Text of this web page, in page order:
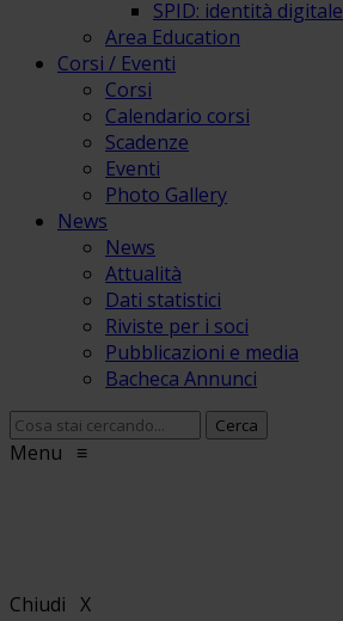
SPID: identità digitale
Area Education
Corsi / Eventi
Corsi
Calendario corsi
Scadenze
Eventi
Photo Gallery
News
News
Attualità
Dati statistici
Riviste per i soci
Pubblicazioni e media
Bacheca Annunci
Menu ≡
Chiudi X